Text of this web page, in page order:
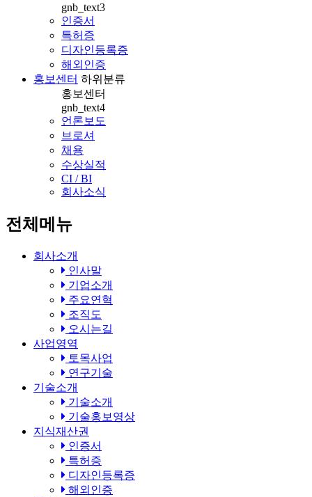
gnb_text3
인증서
특허증
디자인등록증
해외인증
홍보센터 하위분류
홍보센터
gnb_text4
언론보도
브로셔
채용
수상실적
CI / BI
회사소식
전체메뉴
회사소개
인사말
기업소개
주요연혁
조직도
오시는길
사업영역
토목사업
연구기술
기술소개
기술소개
기술홍보영상
지식재산권
인증서
특허증
디자인등록증
해외인증